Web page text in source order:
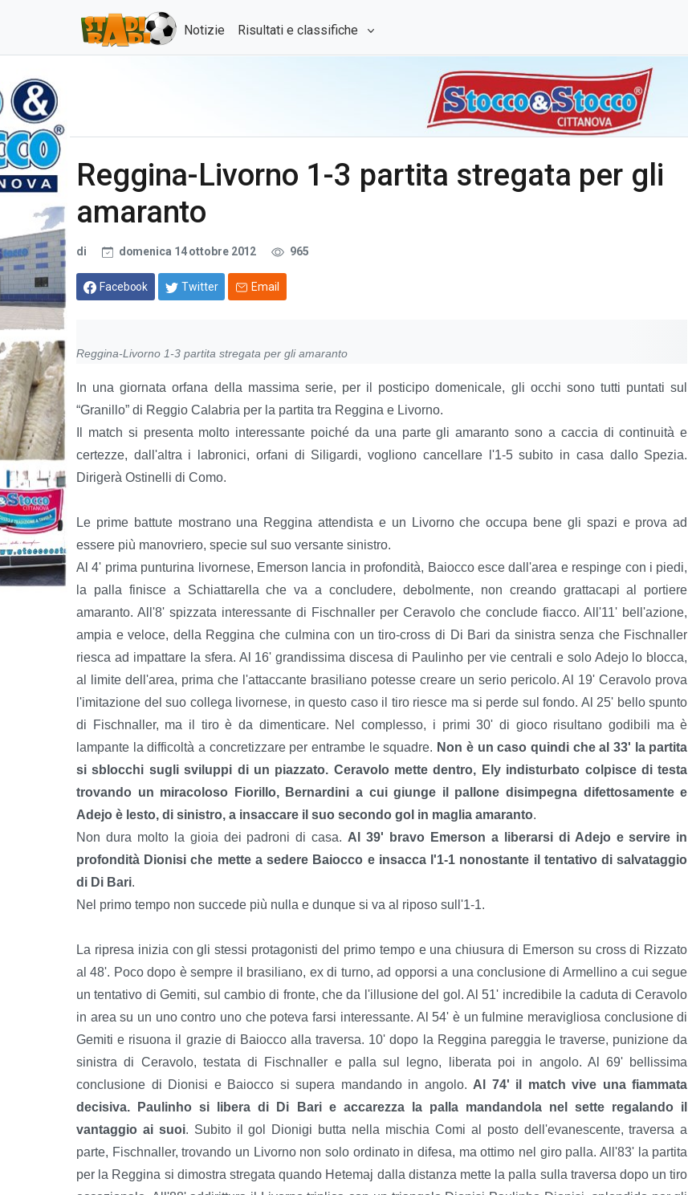
Notizie Risultati e classifiche
Reggina-Livorno 1-3 partita stregata per gli
amaranto
di domenica 14 ottobre 2012 965
Facebook Twitter Email
Reggina-Livorno 1-3 partita stregata per gli amaranto
In una giornata orfana della massima serie, per il posticipo domenicale, gli occhi sono tutti puntati sul
“Granillo” di Reggio Calabria per la partita tra Reggina e Livorno.
Il match si presenta molto interessante poiché da una parte gli amaranto sono a caccia di continuità e
certezze, dall'altra i labronici, orfani di Siligardi, vogliono cancellare l'1-5 subito in casa dallo Spezia.
Dirigerà Ostinelli di Como.
Le prime battute mostrano una Reggina attendista e un Livorno che occupa bene gli spazi e prova ad
essere più manovriero, specie sul suo versante sinistro.
Al 4' prima punturina livornese, Emerson lancia in profondità, Baiocco esce dall'area e respinge con i piedi,
la palla finisce a Schiattarella che va a concludere, debolmente, non creando grattacapi al portiere
amaranto. All'8' spizzata interessante di Fischnaller per Ceravolo che conclude fiacco. All'11' bell'azione,
ampia e veloce, della Reggina che culmina con un tiro-cross di Di Bari da sinistra senza che Fischnaller
riesca ad impattare la sfera. Al 16' grandissima discesa di Paulinho per vie centrali e solo Adejo lo blocca,
al limite dell'area, prima che l'attaccante brasiliano potesse creare un serio pericolo. Al 19' Ceravolo prova
l'imitazione del suo collega livornese, in questo caso il tiro riesce ma si perde sul fondo. Al 25' bello spunto
di Fischnaller, ma il tiro è da dimenticare. Nel complesso, i primi 30' di gioco risultano godibili ma è
lampante la difficoltà a concretizzare per entrambe le squadre. Non è un caso quindi che al 33' la partita
si sblocchi sugli sviluppi di un piazzato. Ceravolo mette dentro, Ely indisturbato colpisce di testa
trovando un miracoloso Fiorillo, Bernardini a cui giunge il pallone disimpegna difettosamente e
Adejo è lesto, di sinistro, a insaccare il suo secondo gol in maglia amaranto.
Non dura molto la gioia dei padroni di casa. Al 39' bravo Emerson a liberarsi di Adejo e servire in
profondità Dionisi che mette a sedere Baiocco e insacca l'1-1 nonostante il tentativo di salvataggio
di Di Bari.
Nel primo tempo non succede più nulla e dunque si va al riposo sull'1-1.
La ripresa inizia con gli stessi protagonisti del primo tempo e una chiusura di Emerson su cross di Rizzato
al 48'. Poco dopo è sempre il brasiliano, ex di turno, ad opporsi a una conclusione di Armellino a cui segue
un tentativo di Gemiti, sul cambio di fronte, che da l'illusione del gol. Al 51' incredibile la caduta di Ceravolo
in area su un uno contro uno che poteva farsi interessante. Al 54' è un fulmine meravigliosa conclusione di
Gemiti e risuona il grazie di Baiocco alla traversa. 10' dopo la Reggina pareggia le traverse, punizione da
sinistra di Ceravolo, testata di Fischnaller e palla sul legno, liberata poi in angolo. Al 69' bellissima
conclusione di Dionisi e Baiocco si supera mandando in angolo. Al 74' il match vive una fiammata
decisiva. Paulinho si libera di Di Bari e accarezza la palla mandandola nel sette regalando il
vantaggio ai suoi. Subito il gol Dionigi butta nella mischia Comi al posto dell'evanescente, traversa a
parte, Fischnaller, trovando un Livorno non solo ordinato in difesa, ma ottimo nel giro palla. All'83' la partita
per la Reggina si dimostra stregata quando Hetemaj dalla distanza mette la palla sulla traversa dopo un tiro